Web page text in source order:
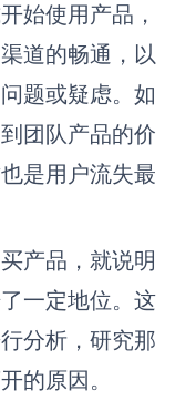
始使用产品，
道的畅通，以
题或疑虑。 如
团队产品的价
是用户流失最
产品，就说明
一定地位。这
分析，研究那
的原因。